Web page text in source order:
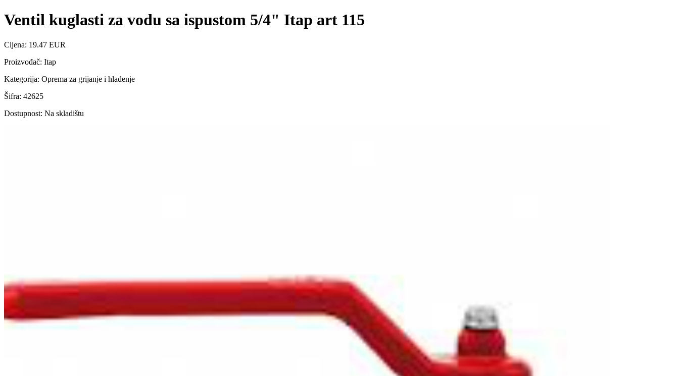
Ventil kuglasti za vodu sa ispustom 5/4" Itap art 115
Cijena: 19.47 EUR
Proizvođač: Itap
Kategorija: Oprema za grijanje i hlađenje
Šifra: 42625
Dostupnost: Na skladištu